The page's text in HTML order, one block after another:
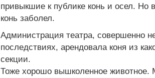
привыкшие к публике конь и осел. Но
конь заболел.
Администрация театра, совершенно
последствиях, арендовала коня из
секции.
Тоже хорошо вышколенное животное.